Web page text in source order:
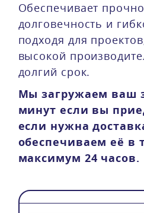
Обеспечивает
долговечность и
подходя для
высокой
долгий срок.
Мы загружаем ваш
минут если вы
если нужна
обеспечиваем её в
максимум 24 часов.